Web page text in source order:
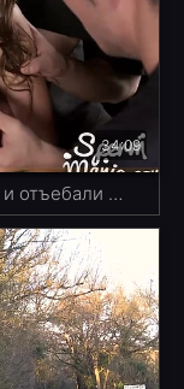
34:09
Азиаты никогда не видели европейку и отъебали белую суку толпой